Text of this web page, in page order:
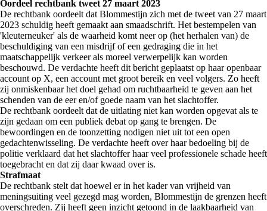
Oordeel rechtbank tweet 27 maart 2023
De rechtbank oordeelt dat Blommestijn zich met de tweet van 27 maart
2023 schuldig heeft gemaakt aan smaadschrift. Het bestempelen van
'kleuterneuker' als de waarheid komt neer op (het herhalen van) de
beschuldiging van een misdrijf of een gedraging die in het
maatschappelijk verkeer als moreel verwerpelijk kan worden
beschouwd. De verdachte heeft dit bericht geplaatst op haar openbaar
account op X, een account met groot bereik en veel volgers. Zo heeft
zij onmiskenbaar het doel gehad om ruchtbaarheid te geven aan het
schenden van de eer en/of goede naam van het slachtoffer.
De rechtbank oordeelt dat de uitlating niet kan worden opgevat als te
zijn gedaan om een publiek debat op gang te brengen. De
bewoordingen en de toonzetting nodigen niet uit tot een open
gedachtenwisseling. De verdachte heeft over haar bedoeling bij de
politie verklaard dat het slachtoffer haar veel professionele schade heeft
toegebracht en dat zij daar kwaad over is.
Strafmaat
De rechtbank stelt dat hoewel er in het kader van vrijheid van
meningsuiting veel gezegd mag worden, Blommestijn de grenzen heeft
overschreden. Zij heeft geen inzicht getoond in de laakbaarheid van